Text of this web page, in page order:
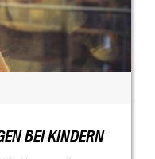
BEI KINDERN